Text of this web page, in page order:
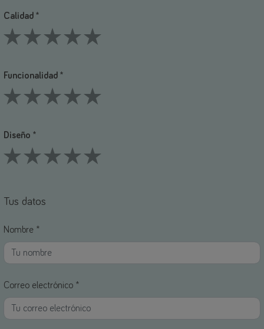
Calidad *
Funcionalidad *
Diseño *
Tus datos
Nombre *
Correo electrónico *